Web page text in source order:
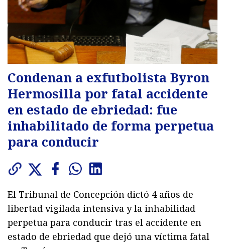
Condenan a exfutbolista Byron
Hermosilla por fatal accidente
en estado de ebriedad: fue
inhabilitado de forma perpetua
para conducir
El Tribunal de Concepción dictó 4 años de
libertad vigilada intensiva y la inhabilidad
perpetua para conducir tras el accidente en
estado de ebriedad que dejó una víctima fatal